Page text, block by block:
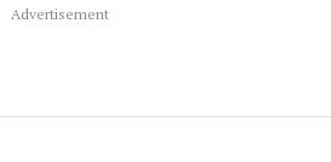
Advertisement